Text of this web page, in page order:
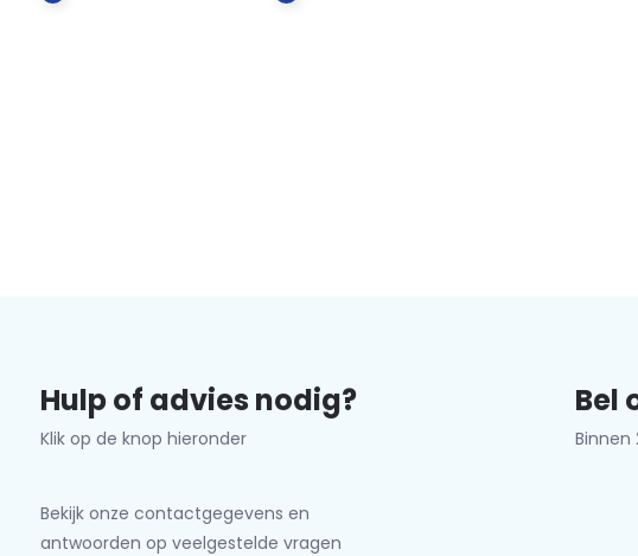
Hulp of advies nodig?
Klik op de knop hieronder
Bekijk onze contactgegevens en
antwoorden op veelgestelde vragen
Bel
Binnen